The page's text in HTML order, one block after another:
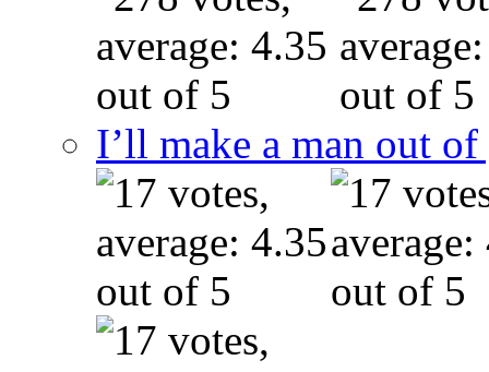
I’ll make a man out